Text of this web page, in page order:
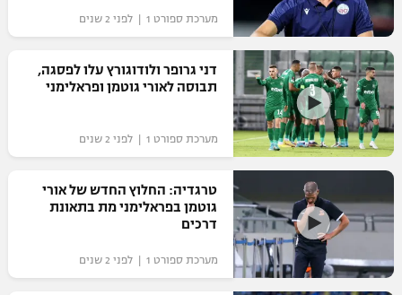
מערכת ספורט 1 | לפני 2 שנים
דני גרופר ולודוגורץ עלו לפסגה,
תבוסה לאורי גוטמן ופראלימני
מערכת ספורט 1 | לפני 2 שנים
טרגדיה: החלוץ החדש של אורי
גוטמן בפראלימני מת בתאונת
דרכים
מערכת ספורט 1 | לפני 2 שנים